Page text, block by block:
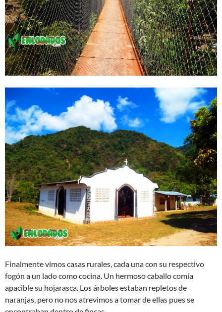
Finalmente vimos casas rurales, cada una con su respectivo
fogón a un lado como cocina. Un hermoso caballo comía
apacible su hojarasca. Los árboles estaban repletos de
naranjas, pero no nos atrevimos a tomar de ellas pues se